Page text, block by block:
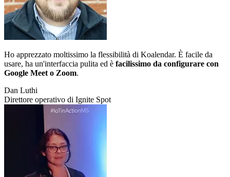
Ho apprezzato moltissimo la flessibilità di Koalendar. È facile da
usare, ha un'interfaccia pulita ed è facilissimo da configurare con
Google Meet o Zoom.
Dan Luthi
Direttore operativo di Ignite Spot